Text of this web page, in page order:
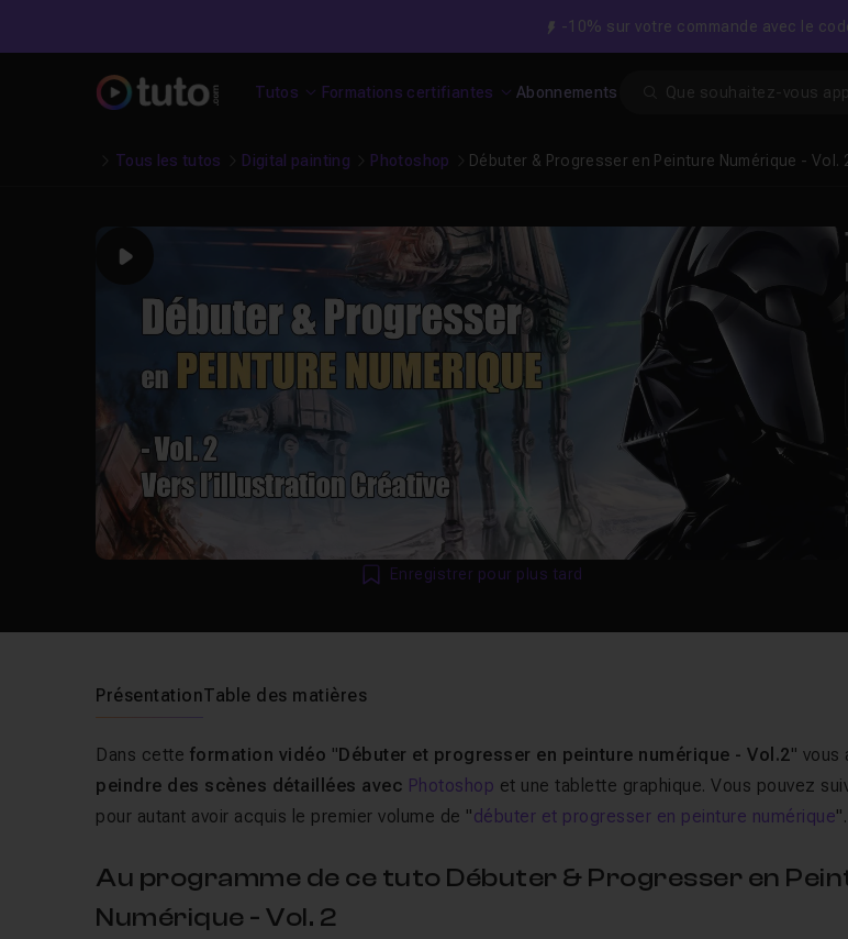
-10% sur votre commande avec le
Tutos Formations certifiantes Abonnements
Tous les tutos Digital painting Photoshop Débuter & Progresser en Peinture Numérique - Vol.
Play
Enregistrer pour plus tard
PrésentationTable des matières
Dans cette formation vidéo "Débuter et progresser en peinture numérique - Vol.2" vous
peindre des scènes détaillées avec Photoshop et une tablette graphique. Vous pouvez
pour autant avoir acquis le premier volume de "débuter et progresser en peinture numérique".
Au programme de ce tuto Débuter & Progresser en
Numérique - Vol. 2